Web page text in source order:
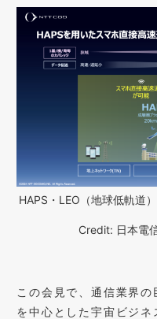
HAPS・LEO（地球低軌道
Credit: 日本電
この会見で、通信業界
を中心とした宇宙ビジ